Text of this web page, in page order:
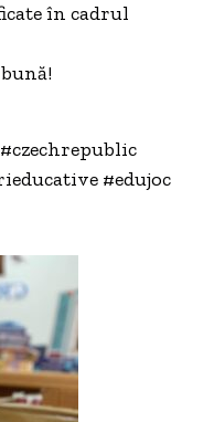
în cadrul
#edujoc